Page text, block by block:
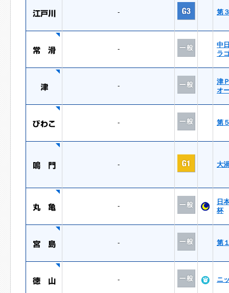
- 第
-
中
ラ
-
津
オ
- 第
- 大
-
日
杯
- 第
- ニ